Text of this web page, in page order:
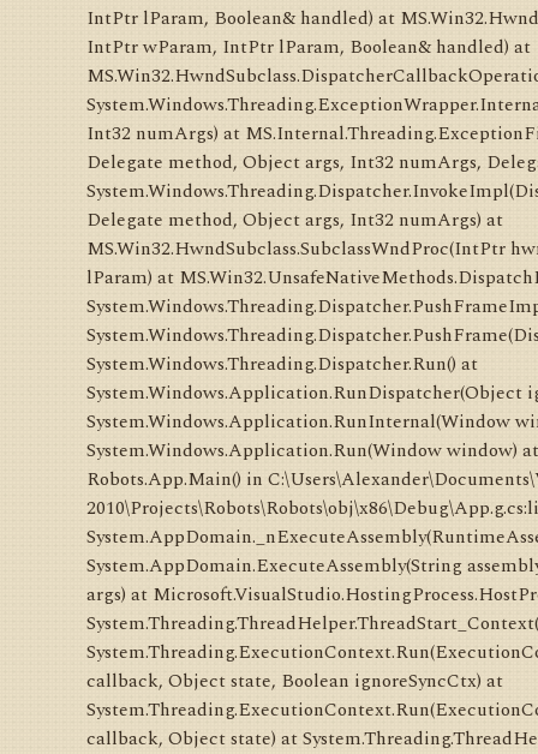
IntPtr lParam, Boolean& handled) at
IntPtr wParam, IntPtr lParam, Boolean& handled) at
Int32 numArgs) at
Delegate method, Object args, Int32 numArgs,
Delegate method, Object args, Int32 numArgs) at
MS.Win32.HwndSubclass.SubclassWndProc(IntPtr
lParam) at
System.Windows.Threading.Dispatcher.Run() at
System.Windows.Application.RunDispatcher(Object
System.Windows.Application.RunInternal(Window
System.Windows.Application.Run(Window window)
Robots.App.Main() in
System.AppDomain.ExecuteAssembly(String
args) at
callback, Object state, Boolean ignoreSyncCtx) at
callback, Object state) at